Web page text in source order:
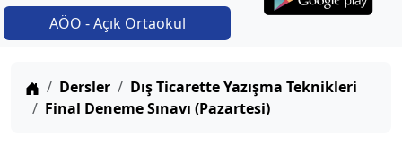
AÖO - Açık Ortaokul
Anasayfa
Dersler
Dış Ticarette Yazışma Teknikleri
Final Deneme Sınavı (Pazartesi)